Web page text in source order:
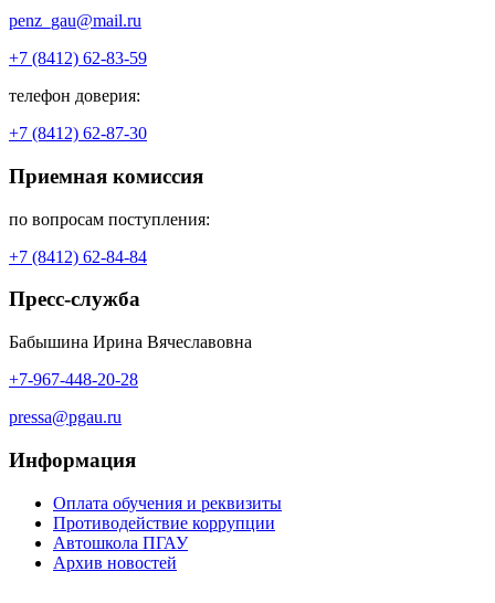
penz_gau@mail.ru
+7 (8412) 62-83-59
телефон доверия:
+7 (8412) 62-87-30
Приемная комиссия
по вопросам поступления:
+7 (8412) 62-84-84
Пресс-служба
Бабышина Ирина Вячеславовна
+7-967-448-20-28
pressa@pgau.ru
Информация
Оплата обучения и реквизиты
Противодействие коррупции
Автошкола ПГАУ
Архив новостей